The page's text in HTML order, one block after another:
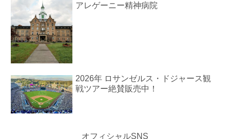
アレゲーニー精神病院
2026年 ロサンゼルス・ドジャース観
戦ツアー絶賛販売中！
オフィシャルSNS